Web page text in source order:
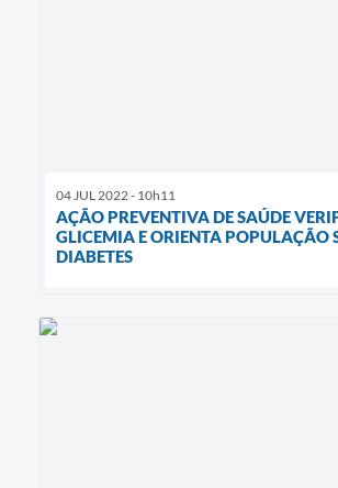
04 JUL 2022 - 10h11
AÇÃO PREVENTIVA DE SAÚDE
GLICEMIA E ORIENTA POPULAÇÃO
DIABETES